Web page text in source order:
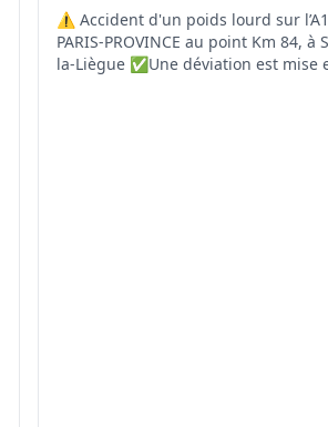
⚠️ Accident d'un poids lourd sur
PARIS-PROVINCE au point Km 84, à
la-Liègue ✅Une déviation est mise en place au